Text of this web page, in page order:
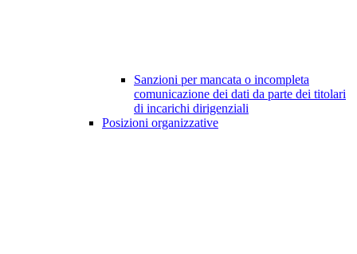
Sanzioni per mancata o incompleta
comunicazione dei dati da parte dei titolari
di incarichi dirigenziali
Posizioni organizzative